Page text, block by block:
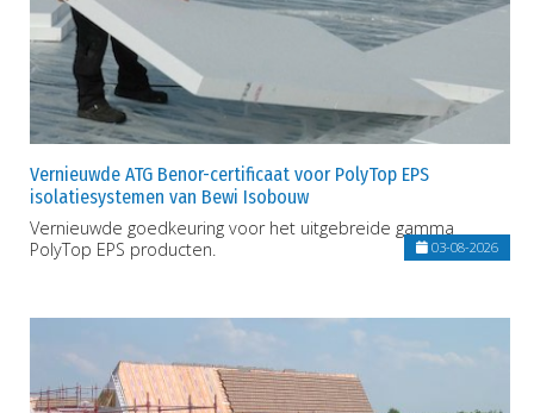
Vernieuwde ATG Benor-certificaat voor PolyTop EPS
isolatiesystemen van Bewi Isobouw
Vernieuwde goedkeuring voor het uitgebreide gamma
PolyTop EPS producten.
03-08-2026